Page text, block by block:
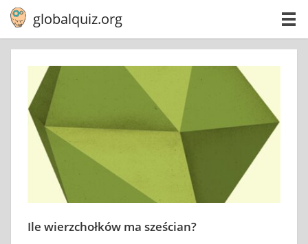
globalquiz.org
Ile wierzchołków ma sześcian?